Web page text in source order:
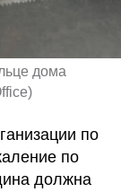
)
по
по
должна